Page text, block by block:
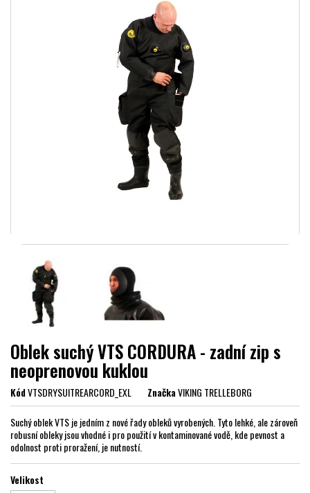
Oblek suchý VTS CORDURA - zadní zip s
neoprenovou kuklou
KódVTSDRYSUITREARCORD_EXL ZnačkaVIKING TRELLEBORG
Suchý oblek VTS je jedním z nové řady obleků vyrobených. Tyto lehké, ale zároveň
robusní obleky jsou vhodné i pro použití v kontaminované vodě, kde pevnost a
odolnost proti proražení, je nutností.
Velikost